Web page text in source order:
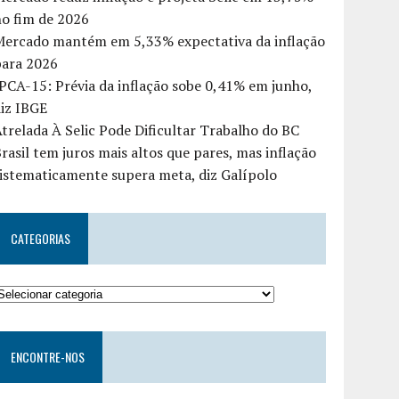
fim de 2026
mantém em 5,33% expectativa da inflação
2026
15: Prévia da inflação sobe 0,41% em junho,
IBGE
À Selic Pode Dificultar Trabalho do BC
tem juros mais altos que pares, mas inflação
supera meta, diz Galípolo
CATEGORIAS
ENCONTRE-NOS